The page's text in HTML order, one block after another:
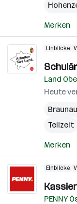
Merken
Einblicke
Land
Heute
Teilzeit
Merken
Einblicke
PENNY